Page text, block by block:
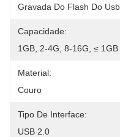
Gravada Do Flash Do Usb
Capacidade:
1GB, 2-4G, 8-16G, ≤ 1GB
Material:
Couro
Tipo De Interface:
USB 2.0